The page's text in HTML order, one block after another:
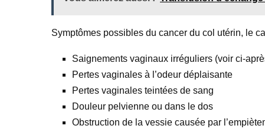
Symptômes possibles du cancer du col utérin, le
Saignements vaginaux irréguliers (voir ci-
Pertes vaginales à l’odeur déplaisante
Pertes vaginales teintées de sang
Douleur pelvienne ou dans le dos
Obstruction de la vessie causée par